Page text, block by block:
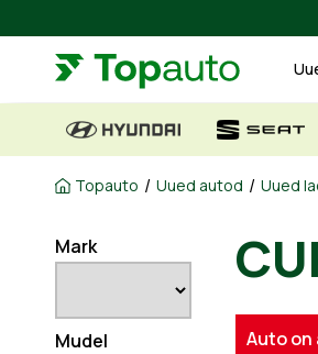
Topauto / Uued autod / Uued
Mark
Mudel Auto